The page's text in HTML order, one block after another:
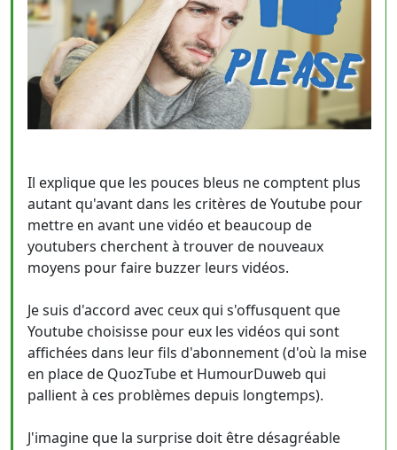
Il explique que les pouces bleus ne comptent plus
autant qu'avant dans les critères de Youtube pour
mettre en avant une vidéo et beaucoup de
youtubers cherchent à trouver de nouveaux
moyens pour faire buzzer leurs vidéos.
Je suis d'accord avec ceux qui s'offusquent que
Youtube choisisse pour eux les vidéos qui sont
affichées dans leur fils d'abonnement (d'où la mise
en place de QuozTube et HumourDuweb qui
pallient à ces problèmes depuis longtemps).
J'imagine que la surprise doit être désagréable